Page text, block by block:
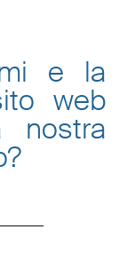
e la
web
nostra
?